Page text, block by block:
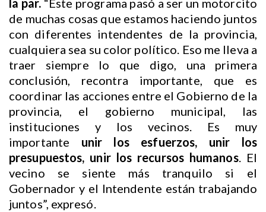
la par. “Este programa pasó a ser un motorcito
de muchas cosas que estamos haciendo juntos
con diferentes intendentes de la provincia,
cualquiera sea su color político. Eso me lleva a
traer siempre lo que digo, una primera
conclusión, recontra importante, que es
coordinar las acciones entre el Gobierno de la
provincia, el gobierno municipal, las
instituciones y los vecinos. Es muy
importante unir los esfuerzos, unir los
presupuestos, unir los recursos humanos. El
vecino se siente más tranquilo si el
Gobernador y el Intendente están trabajando
juntos”, expresó.